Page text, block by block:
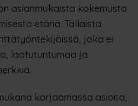
asianmukaista kokemusta
etänä. Tällaista
joka ei
laatutuntumaa ja
korjaamassa asioita,